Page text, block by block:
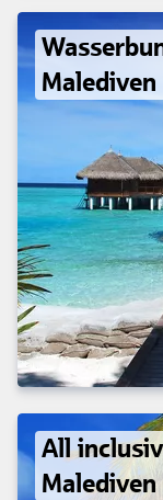
Malediven
All
Malediven